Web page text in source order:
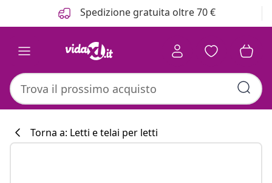
Spedizione gratuita oltre 70 €
Torna a: Letti e telai per letti